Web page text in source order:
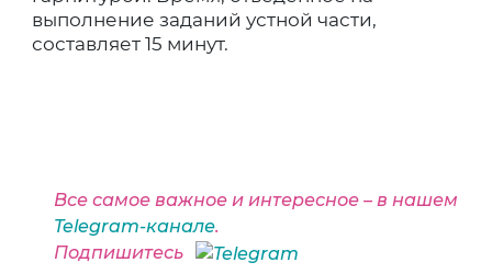
выполнение заданий устной части,
составляет 15 минут.
Все самое важное и интересное – в нашем
Telegram-канале.
Подпишитесь